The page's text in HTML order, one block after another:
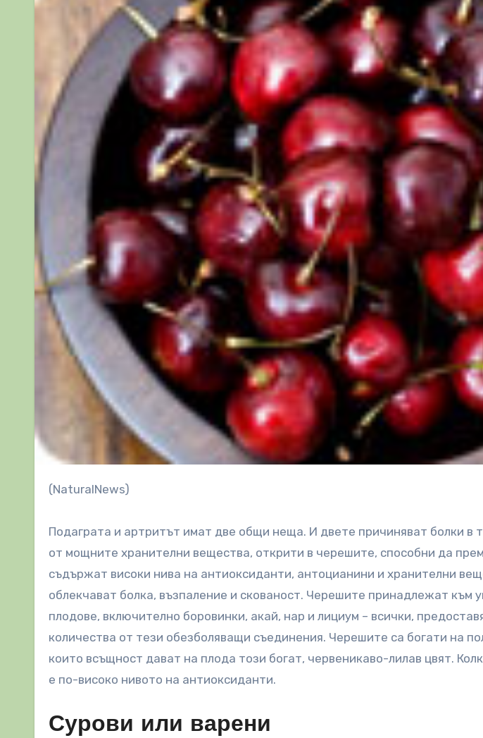
(NaturalNews)
Подаграта и артритът имат две общи неща. И двете причиняват болки в
от мощните хранителни вещества, открити в черешите, способни да
съдържат високи нива на антиоксиданти, антоцианини и хранителни
облекчават болка, възпаление и скованост. Черешите принадлежат към
плодове, включително боровинки, акай, нар и лициум – всички,
количества от тези обезболяващи съединения. Черешите са богати на
които всъщност дават на плода този богат, червеникаво-лилав цвят.
е по-високо нивото на антиоксиданти.
Сурови или варени